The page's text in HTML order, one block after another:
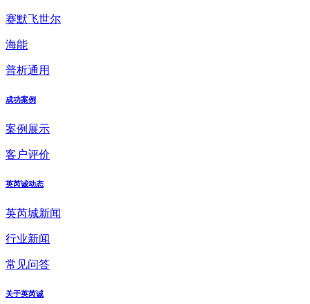
赛默飞世尔
海能
普析通用
成功案例
案例展示
客户评价
英芮诚动态
英芮城新闻
行业新闻
常见问答
关于英芮诚